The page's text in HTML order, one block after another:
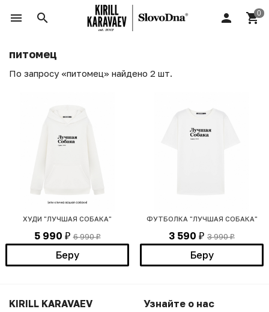
питомец
По запросу «питомец» найдено 2 шт.
ХУДИ "ЛУЧШАЯ СОБАКА"
5 990 ₽ 6 990₽
Беру
ФУТБОЛКА "ЛУЧШАЯ СОБАКА"
3 590 ₽ 3 990₽
Беру
KIRILL KARAVAEV Узнайте о нас